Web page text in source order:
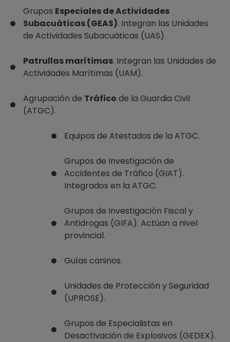
Grupos Especiales de Actividades
Subacuáticas (GEAS). Integran las Unidades
de Actividades Subacuáticas (UAS).
Patrullas marítimas. Integran las Unidades de
Actividades Marítimas (UAM).
Agrupación de Tráfico de la Guardia Civil
(ATGC).
Equipos de Atestados de la ATGC.
Grupos de Investigación de
Accidentes de Tráfico (GIAT).
Integrados en la ATGC.
Grupos de Investigación Fiscal y
Antidrogas (GIFA). Actúan a nivel
provincial.
Guías caninos.
Unidades de Protección y Seguridad
(UPROSE).
Grupos de Especialistas en
Desactivación de Explosivos (GEDEX).